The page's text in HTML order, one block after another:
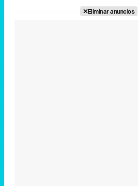
Eliminar anuncios